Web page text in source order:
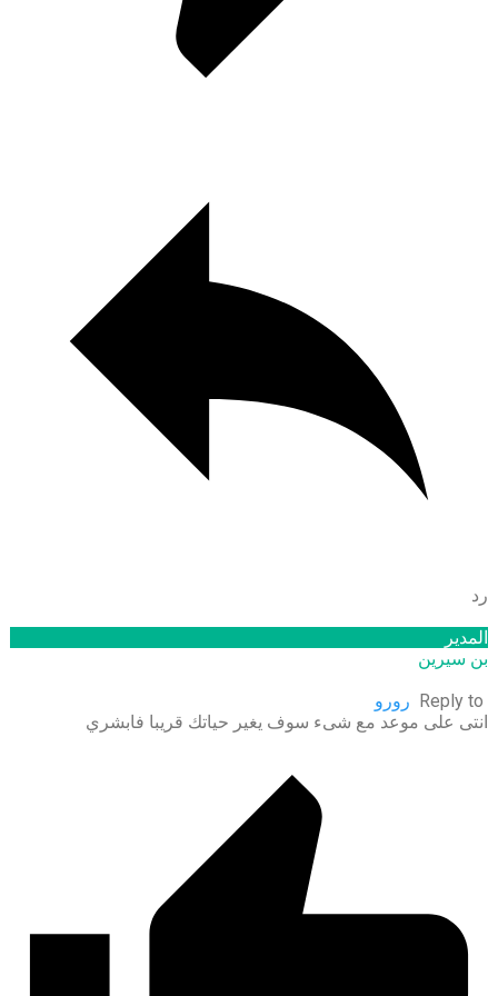
رد
المدير
بن سيرين
رورو
انتى على موعد مع شىء سوف يغير حياتك قريبا فابشري